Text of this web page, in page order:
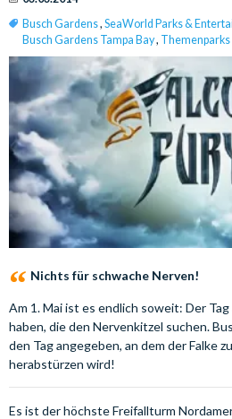
Busch Gardens, SeaWorld Parks &
Busch Gardens Tampa Bay,
Nichts für schwache Nerven!
Am 1. Mai ist es endlich soweit: Der
haben, die den Nervenkitzel suchen.
den Tag angegeben, an dem der Falke
herabstürzen wird!
Es ist der höchste Freifallturm